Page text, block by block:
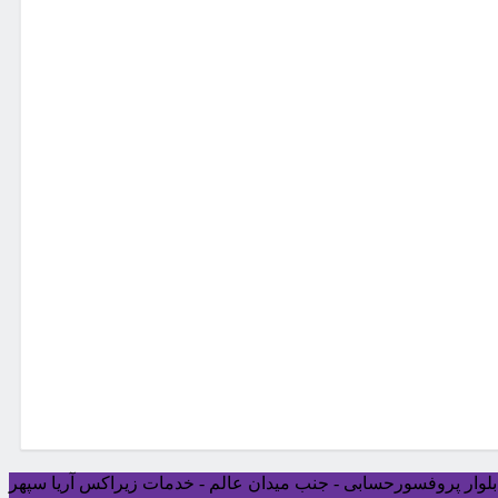
بلوار پروفسورحسابی - جنب میدان عالم - خدمات زیراکس آریا سپهر